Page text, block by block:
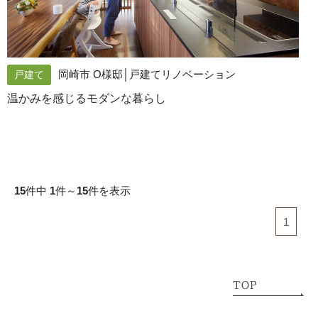
戸建て
岡崎市 O様邸│戸建てリノベーション
温かみを感じるモダンな暮らし
15件中 1件～ 15件を表示
1